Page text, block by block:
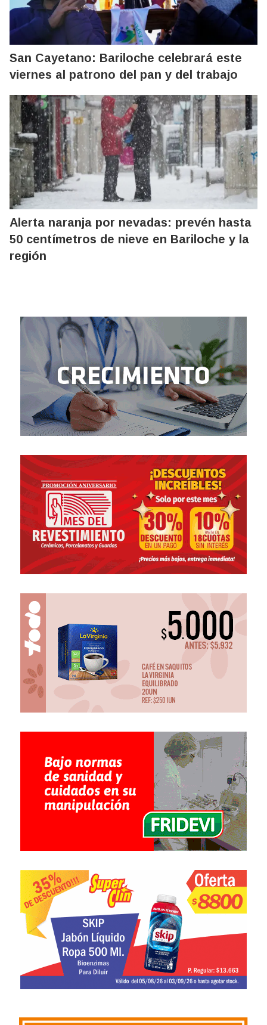
San Cayetano: Bariloche celebrará este
viernes al patrono del pan y del trabajo
Alerta naranja por nevadas: prevén hasta
50 centímetros de nieve en Bariloche y la
región